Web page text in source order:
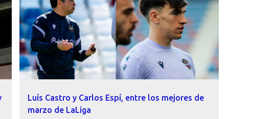
Luís Castro y Carlos Espí, entre los mejores de
marzo de LaLiga
ACTUALIDAD CARLOS ESPÍ LEVANTE UD +
LUÍS CASTRO